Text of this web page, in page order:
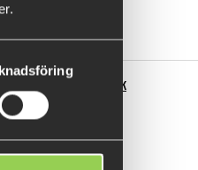
Mini 9cm, 10-pack